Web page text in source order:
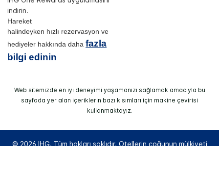
indirin.
Hareket
halindeyken hızlı rezervasyon ve
hediyeler hakkında daha fazla
bilgi edinin
Web sitemizde en iyi deneyimi yaşamanızı sağlamak amacıyla bu
sayfada yer alan içeriklerin bazı kısımları için makine çevirisi
kullanmaktayız.
© 2026 IHG. Tüm hakları saklıdır. Otellerin çoğunun mülkiyeti